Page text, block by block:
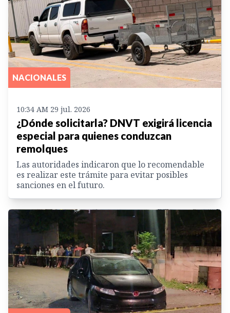
NACIONALES
10:34 AM 29 jul. 2026
¿Dónde solicitarla? DNVT exigirá licencia
especial para quienes conduzcan
remolques
Las autoridades indicaron que lo recomendable
es realizar este trámite para evitar posibles
sanciones en el futuro.